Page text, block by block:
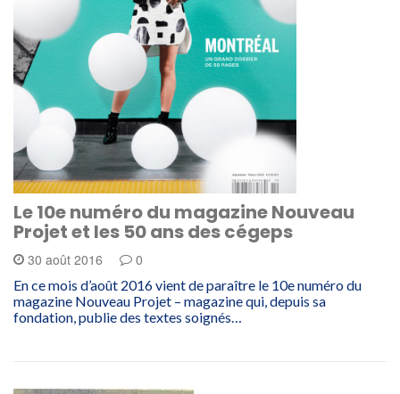
Le 10e numéro du magazine Nouveau
Projet et les 50 ans des cégeps
30 août 2016 0
En ce mois d’août 2016 vient de paraître le 10e numéro du
magazine Nouveau Projet – magazine qui, depuis sa
fondation, publie des textes soignés…